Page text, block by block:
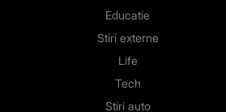
Educatie
Stiri externe
Life
Tech
Stiri auto